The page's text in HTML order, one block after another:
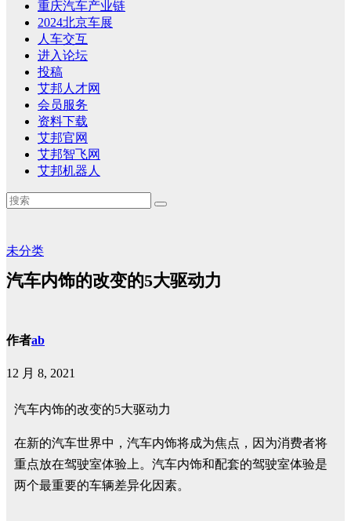
重庆汽车产业链
2024北京车展
人车交互
进入论坛
投稿
艾邦人才网
会员服务
资料下载
艾邦官网
艾邦智飞网
艾邦机器人
未分类
汽车内饰的改变的5大驱动力
作者ab
12 月 8, 2021
汽车内饰的改变的5大驱动力
在新的汽车世界中，汽车内饰将成为焦点，因为消费者将
重点放在驾驶室体验上。汽车内饰和配套的驾驶室体验是
两个最重要的车辆差异化因素。